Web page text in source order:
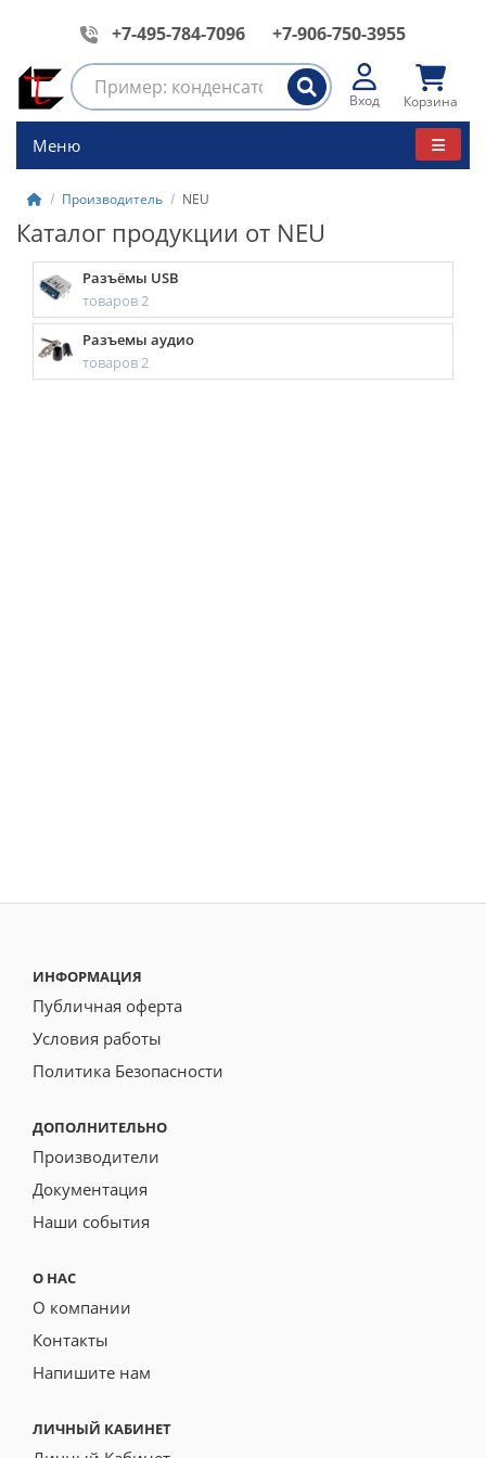
+7-495-784-7096 +7-906-750-3955
Вход Корзина
Меню
Производитель NEU
Каталог продукции от NEU
Разъёмы USB
товаров 2
Разъемы аудио
товаров 2
ИНФОРМАЦИЯ
Публичная оферта
Условия работы
Политика Безопасности
ДОПОЛНИТЕЛЬНО
Производители
Документация
Наши события
О НАС
О компании
Контакты
Напишите нам
ЛИЧНЫЙ КАБИНЕТ